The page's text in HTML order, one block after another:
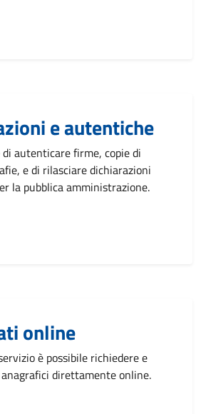
e autentiche
autenticare firme, copie di
e di rilasciare dichiarazioni
la pubblica amministrazione.
online
è possibile richiedere e
direttamente online.